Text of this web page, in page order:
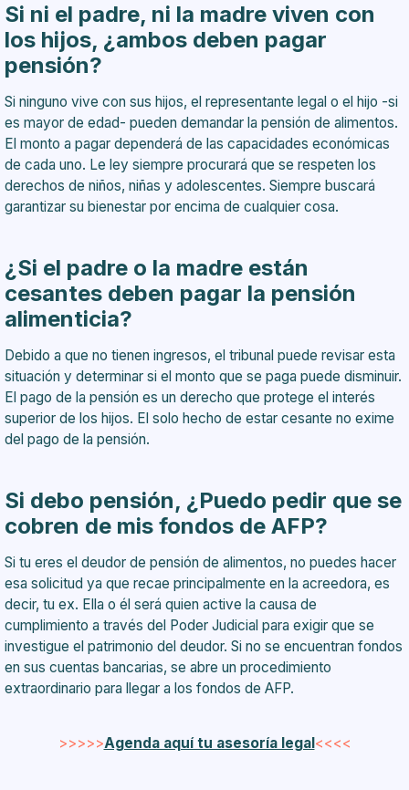
Si ni el padre, ni la madre viven con
los hijos, ¿ambos deben pagar
pensión?
Si ninguno vive con sus hijos, el representante legal o el hijo -si
es mayor de edad- pueden demandar la pensión de alimentos.
El monto a pagar dependerá de las capacidades económicas
de cada uno. Le ley siempre procurará que se respeten los
derechos de niños, niñas y adolescentes. Siempre buscará
garantizar su bienestar por encima de cualquier cosa.
¿Si el padre o la madre están
cesantes deben pagar la pensión
alimenticia?
Debido a que no tienen ingresos, el tribunal puede revisar esta
situación y determinar si el monto que se paga puede disminuir.
El pago de la pensión es un derecho que protege el interés
superior de los hijos. El solo hecho de estar cesante no exime
del pago de la pensión.
Si debo pensión, ¿Puedo pedir que se
cobren de mis fondos de AFP?
Si tu eres el deudor de pensión de alimentos, no puedes hacer
esa solicitud ya que recae principalmente en la acreedora, es
decir, tu ex. Ella o él será quien active la causa de
cumplimiento a través del Poder Judicial para exigir que se
investigue el patrimonio del deudor. Si no se encuentran fondos
en sus cuentas bancarias, se abre un procedimiento
extraordinario para llegar a los fondos de AFP.
>>>>>Agenda aquí tu asesoría legal <<<<